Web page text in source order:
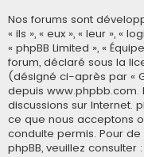
Nos forums sont
« ils », « eux », « leur », «
« phpBB Limited », «
forum, déclaré sous la
(désigné ci-après par «
depuis www.phpbb.com.
discussions sur Internet.
ce que nous acceptons
conduite permis. Pour
phpBB, veuillez consulter :